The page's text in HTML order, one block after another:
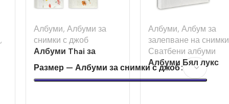
,
Албуми, Албуми за
снимки с джоб
Албуми Thai за
200бр 10×15 или 13х18
Размер — Албуми за снимки с джоб
Албуми, Албум за
залепване на снимки
Сватбени албуми
Албуми Бял лукс